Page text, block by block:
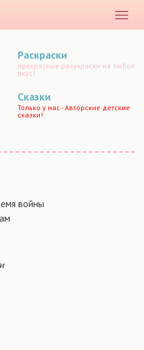
меню
Раскраски
прекрасные разукраски на любой
вкус!
Сказки
Только у нас - Авторские детские
сказки!
войны